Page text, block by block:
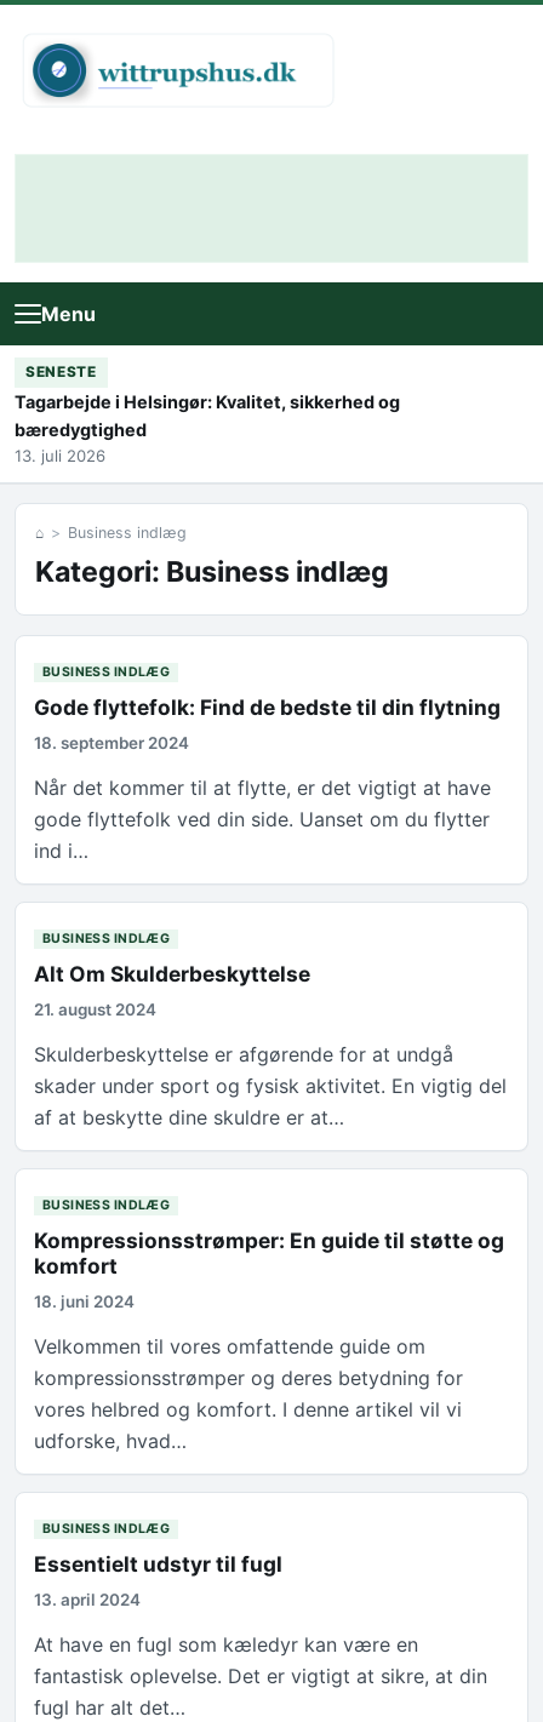
Menu
SENESTE
Tagarbejde i Helsingør: Kvalitet, sikkerhed og
bæredygtighed
13. juli 2026
⌂ Business indlæg
Kategori: Business indlæg
BUSINESS INDLÆG
Gode flyttefolk: Find de bedste til din flytning
18. september 2024
Når det kommer til at flytte, er det vigtigt at have
gode flyttefolk ved din side. Uanset om du flytter
ind i…
BUSINESS INDLÆG
Alt Om Skulderbeskyttelse
21. august 2024
Skulderbeskyttelse er afgørende for at undgå
skader under sport og fysisk aktivitet. En vigtig del
af at beskytte dine skuldre er at…
BUSINESS INDLÆG
Kompressionsstrømper: En guide til støtte og
komfort
18. juni 2024
Velkommen til vores omfattende guide om
kompressionsstrømper og deres betydning for
vores helbred og komfort. I denne artikel vil vi
udforske, hvad…
BUSINESS INDLÆG
Essentielt udstyr til fugl
13. april 2024
At have en fugl som kæledyr kan være en
fantastisk oplevelse. Det er vigtigt at sikre, at din
fugl har alt det…